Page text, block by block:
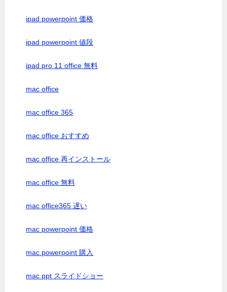
ipad powerpoint 価格
ipad powerpoint 値段
ipad pro 11 office 無料
mac office
mac office 365
mac office おすすめ
mac office 再インストール
mac office 無料
mac office365 遅い
mac powerpoint 価格
mac powerpoint 購入
mac ppt スライドショー